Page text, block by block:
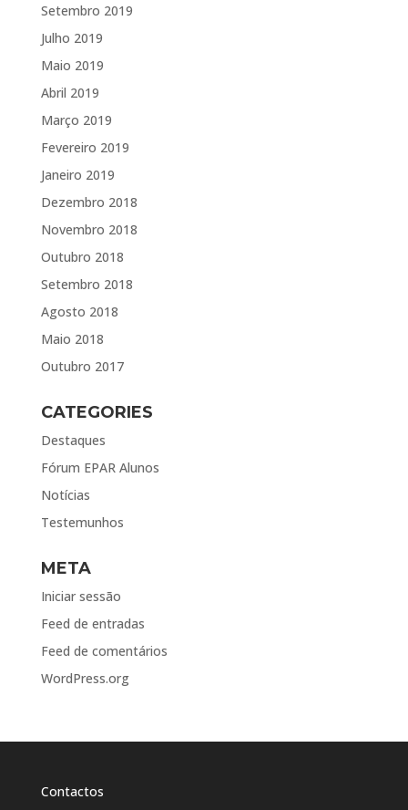
Setembro 2019
Julho 2019
Maio 2019
Abril 2019
Março 2019
Fevereiro 2019
Janeiro 2019
Dezembro 2018
Novembro 2018
Outubro 2018
Setembro 2018
Agosto 2018
Maio 2018
Outubro 2017
CATEGORIES
Destaques
Fórum EPAR Alunos
Notícias
Testemunhos
META
Iniciar sessão
Feed de entradas
Feed de comentários
WordPress.org
Contactos